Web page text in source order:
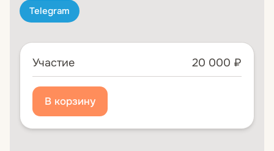
Telegram
Участие 20 000 ₽